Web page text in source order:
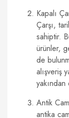
Kapalı
Çarşı,
sahiptir.
ürünler,
de
alışveriş
Antik
antika